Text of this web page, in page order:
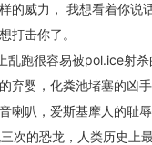
的威力， 我想看着你
打击你了。
跑很容易被pol.ice射
婴，化粪池堵塞的凶
喇叭，爱斯基摩人的耻
次的恐龙，人类历史上